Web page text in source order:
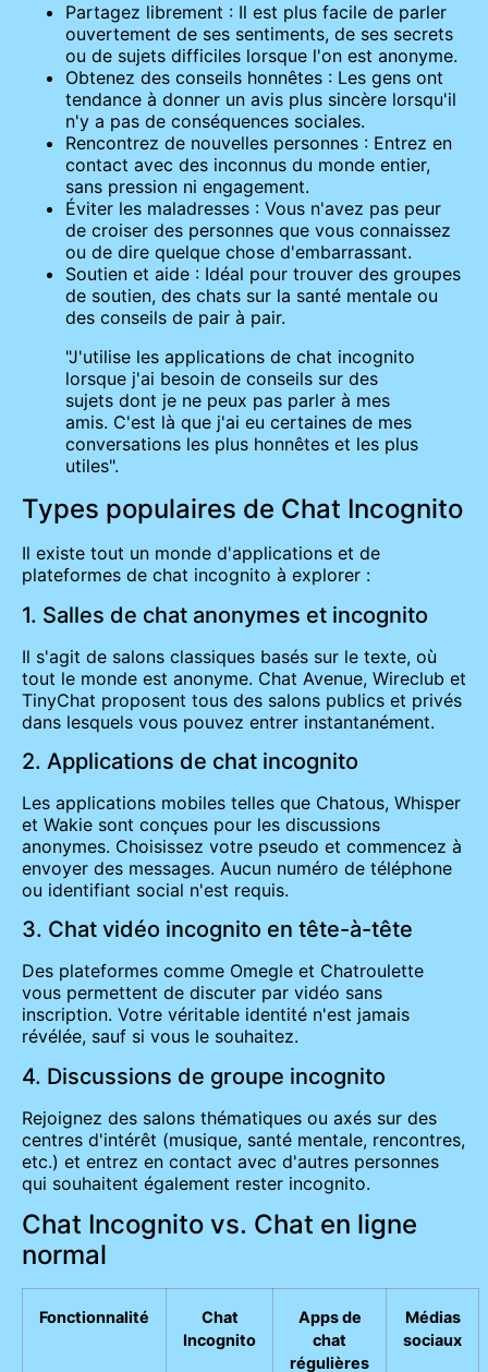
Partagez librement : Il est plus facile de parler
ouvertement de ses sentiments, de ses secrets
ou de sujets difficiles lorsque l'on est anonyme.
Obtenez des conseils honnêtes : Les gens ont
tendance à donner un avis plus sincère lorsqu'il
n'y a pas de conséquences sociales.
Rencontrez de nouvelles personnes : Entrez en
contact avec des inconnus du monde entier,
sans pression ni engagement.
Éviter les maladresses : Vous n'avez pas peur
de croiser des personnes que vous connaissez
ou de dire quelque chose d'embarrassant.
Soutien et aide : Idéal pour trouver des groupes
de soutien, des chats sur la santé mentale ou
des conseils de pair à pair.
"J'utilise les applications de chat incognito
lorsque j'ai besoin de conseils sur des
sujets dont je ne peux pas parler à mes
amis. C'est là que j'ai eu certaines de mes
conversations les plus honnêtes et les plus
utiles".
Types populaires de Chat Incognito
Il existe tout un monde d'applications et de
plateformes de chat incognito à explorer :
1. Salles de chat anonymes et incognito
Il s'agit de salons classiques basés sur le texte, où
tout le monde est anonyme. Chat Avenue, Wireclub et
TinyChat proposent tous des salons publics et privés
dans lesquels vous pouvez entrer instantanément.
2. Applications de chat incognito
Les applications mobiles telles que Chatous, Whisper
et Wakie sont conçues pour les discussions
anonymes. Choisissez votre pseudo et commencez à
envoyer des messages. Aucun numéro de téléphone
ou identifiant social n'est requis.
3. Chat vidéo incognito en tête-à-tête
Des plateformes comme Omegle et Chatroulette
vous permettent de discuter par vidéo sans
inscription. Votre véritable identité n'est jamais
révélée, sauf si vous le souhaitez.
4. Discussions de groupe incognito
Rejoignez des salons thématiques ou axés sur des
centres d'intérêt (musique, santé mentale, rencontres,
etc.) et entrez en contact avec d'autres personnes
qui souhaitent également rester incognito.
Chat Incognito vs. Chat en ligne
normal
Fonctionnalité
Chat
Incognito
Apps de
chat
régulières
Médias
sociaux